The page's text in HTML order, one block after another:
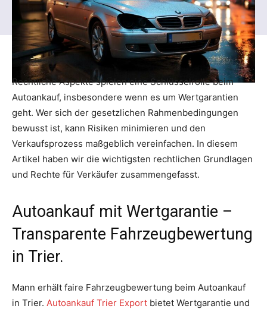
Rechtliche Aspekte spielen eine Schlüsselrolle beim
Autoankauf, insbesondere wenn es um Wertgarantien
geht. Wer sich der gesetzlichen Rahmenbedingungen
bewusst ist, kann Risiken minimieren und den
Verkaufsprozess maßgeblich vereinfachen. In diesem
Artikel haben wir die wichtigsten rechtlichen Grundlagen
und Rechte für Verkäufer zusammengefasst.
Autoankauf mit Wertgarantie –
Transparente Fahrzeugbewertung
in Trier.
Mann erhält faire Fahrzeugbewertung beim Autoankauf
in Trier. Autoankauf Trier Export bietet Wertgarantie und